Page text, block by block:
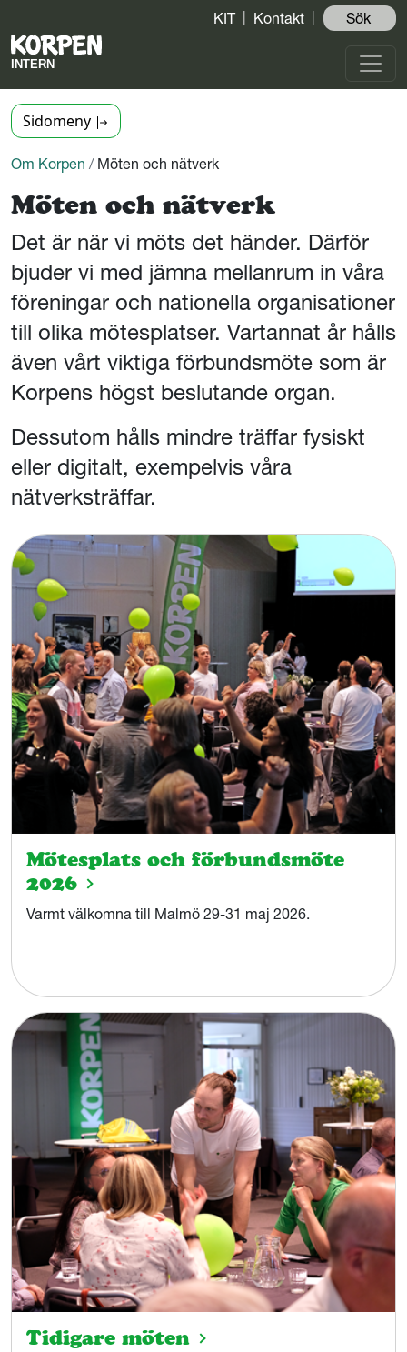
KIT Kontakt Sök ️
Sidomeny
Om Korpen / Möten och nätverk
Möten och nätverk
Det är när vi möts det händer. Därför
bjuder vi med jämna mellanrum in våra
föreningar och nationella organisationer
till olika mötesplatser. Vartannat år hålls
även vårt viktiga förbundsmöte som är
Korpens högst beslutande organ.
Dessutom hålls mindre träffar fysiskt
eller digitalt, exempelvis våra
nätverksträffar.
Mötesplats och förbundsmöte
2026
Varmt välkomna till Malmö 29-31 maj 2026.
Tidigare möten